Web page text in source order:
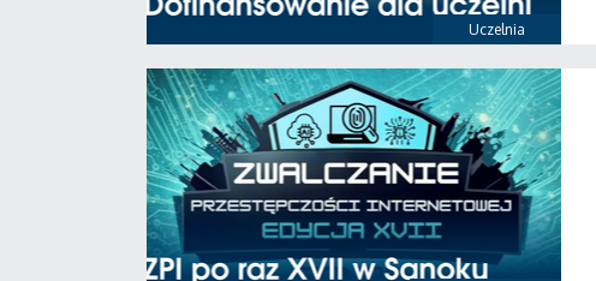
Uczelnia